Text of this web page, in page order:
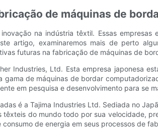
de máquinas de
na indústria têxtil. Essas empresas
artigo, examinaremos mais de perto
futuras na fabricação de máquinas de
Industries, Ltd. Esta empresa japonesa
de máquinas de bordar
em pesquisa e desenvolvimento para se
é a Tajima Industries Ltd. Sediada no
do mundo todo por sua velocidade,
de energia em seus processos de